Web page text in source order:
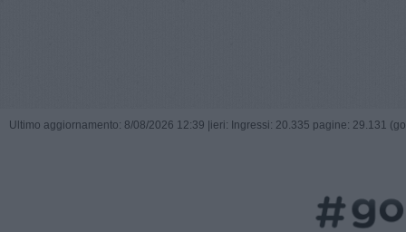
Ultimo aggiornamento: 8/08/2026 12:39 | ieri: Ingressi: 20.335 pagine: 29.131